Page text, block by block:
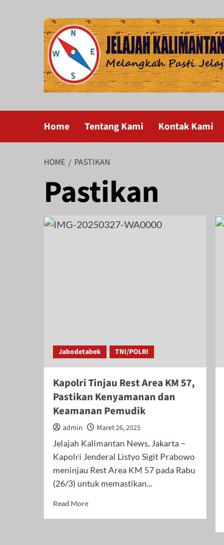
Home Tentang Kami Kontak Kami
HOME PASTIKAN
Pastikan
Jabodetabek TNI/POLRI
Kapolri Tinjau Rest Area KM 57,
Pastikan Kenyamanan dan
Keamanan Pemudik
admin
Maret 26, 2025
Jelajah Kalimantan News, Jakarta –
Kapolri Jenderal Listyo Sigit Prabowo
meninjau Rest Area KM 57 pada Rabu
(26/3) untuk memastikan...
Read MoreRead